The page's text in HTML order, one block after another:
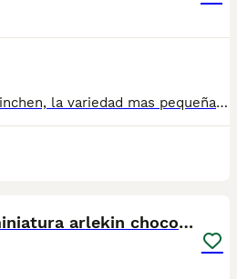
Cachorros de Teckel Kaninchen, la variedad mas pequeña del Teckel de pelo corto ,color chocolate y arlequin chocolate. Criadores serios, comprometidos y responsables. En Altodelpago nuestros cachorros crecen en libertad, bien alimentados, atendidos y socializados. Un inicio de vida ejemplar. conocenos en altodelpago.es teléfono 24h · 679 67 30 10
Machito de teckel miniatura arlekin chocolate